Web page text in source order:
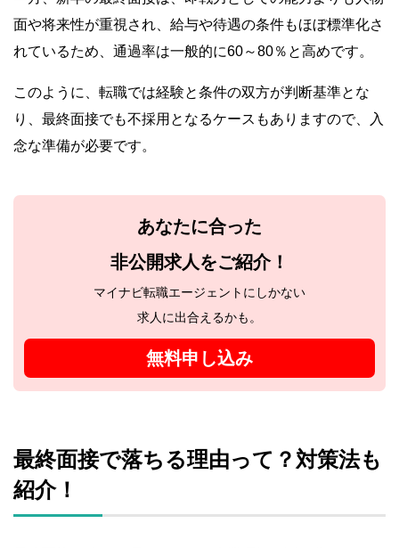
面や将来性が重視され、給与や待遇の条件もほぼ標準化さ
れているため、通過率は一般的に60～80％と高めです。
このように、転職では経験と条件の双方が判断基準とな
り、最終面接でも不採用となるケースもありますので、入
念な準備が必要です。
あなたに合った
非公開求人をご紹介！
マイナビ転職エージェントにしかない
求人に出合えるかも。
無料申し込み
最終面接で落ちる理由って？対策法も
紹介！